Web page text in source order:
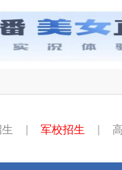
军校招生